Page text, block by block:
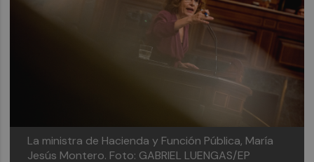
La ministra de Hacienda y Función Pública, María
Jesús Montero. Foto: GABRIEL LUENGAS/EP